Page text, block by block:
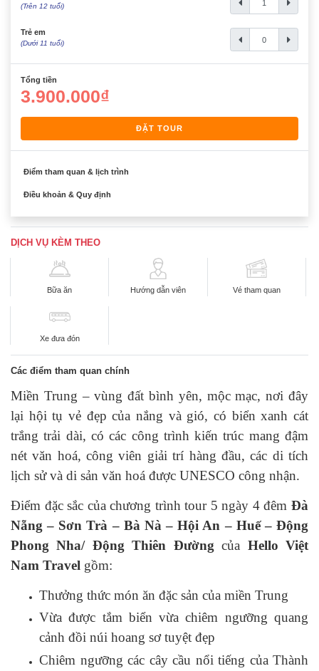
(Trên 12 tuổi)
Trẻ em
(Dưới 11 tuổi)
Tổng tiền
3.900.000₫
ĐẶT TOUR
Điểm tham quan & lịch trình
Điều khoản & Quy định
DỊCH VỤ KÈM THEO
Bữa ăn Hướng dẫn viên Vé tham quan
Xe đưa đón
Các điểm tham quan chính
Miền Trung – vùng đất bình yên, mộc mạc, nơi đây
lại hội tụ vẻ đẹp của nắng và gió, có biển xanh cát
trắng trải dài, có các công trình kiến trúc mang đậm
nét văn hoá, công viên giải trí hàng đầu, các di tích
lịch sử và di sản văn hoá được UNESCO công nhận.
Điểm đặc sắc của chương trình tour 5 ngày 4 đêm Đà
Nẵng – Sơn Trà – Bà Nà – Hội An – Huế – Động
Phong Nha/ Động Thiên Đường của Hello Việt
Nam Travel gồm:
Thưởng thức món ăn đặc sản của miền Trung
Vừa được tắm biển vừa chiêm ngưỡng quang
cảnh đồi núi hoang sơ tuyệt đẹp
Chiêm ngưỡng các cây cầu nổi tiếng của Thành